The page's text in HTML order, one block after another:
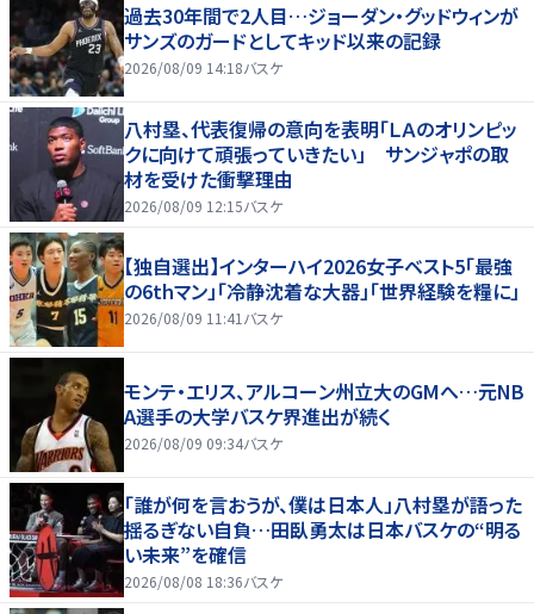
過去30年間で2人目…ジョーダン・グッドウィンが
サンズのガードとしてキッド以来の記録
2026/08/09 14:18バスケ
八村塁、代表復帰の意向を表明「ＬＡのオリンピッ
クに向けて頑張っていきたい」 サンジャポの取
材を受けた衝撃理由
2026/08/09 12:15バスケ
【独自選出】インターハイ2026女子ベスト5「最強
の6thマン」「冷静沈着な大器」「世界経験を糧に」
2026/08/09 11:41 バスケ
モンテ・エリス、アルコーン州立大のGMへ…元NB
A選手の大学バスケ界進出が続く
2026/08/09 09:34バスケ
「誰が何を言おうが、僕は日本人」八村塁が語った
揺るぎない自負…田臥勇太は日本バスケの“明る
い未来”を確信
2026/08/08 18:36バスケ